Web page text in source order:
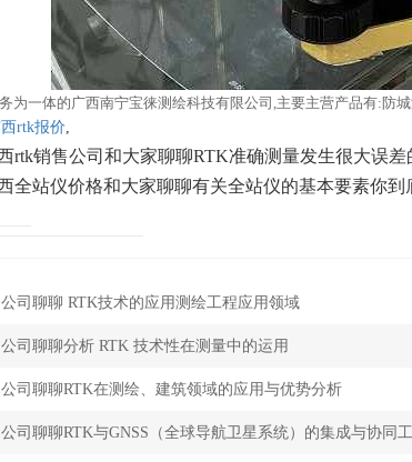
为一体的广西南宁宝徕测绘科技有限公司,主要主营产品有:防
rtk报价,
rtk销售公司和大家聊聊RTK准确测量发生很大误差
全站仪价格和大家聊聊有关全站仪的基本要素你到
司聊聊 RTK技术的应用测绘工程应用领域
司聊聊分析 RTK 技术性在测量中的运用
司聊聊RTK在测绘、建筑领域的应用与优势分析
司聊聊RTK与GNSS（全球导航卫星系统）的集成与协同